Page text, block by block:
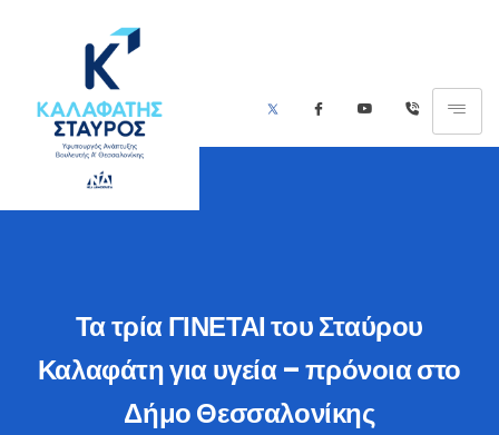
Τα τρία ΓΙΝΕΤΑΙ του Σταύρου
Καλαφάτη για υγεία – πρόνοια στο
Δήμο Θεσσαλονίκης